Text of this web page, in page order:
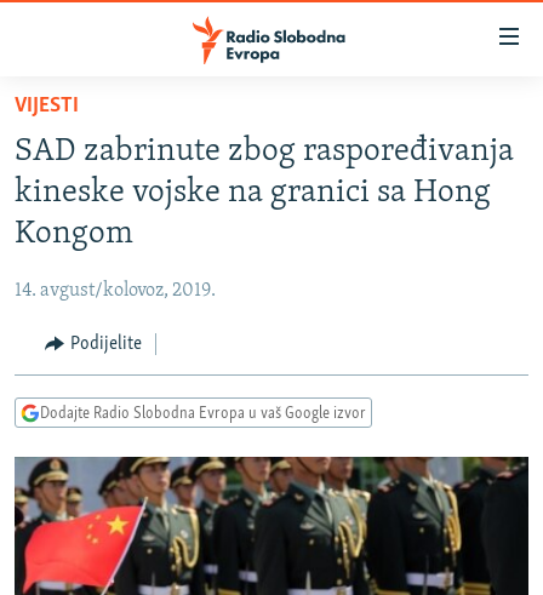
Pređite
glavni
sadržaj
Pređite
na
glavnu
navigaciju
Pređite
na
pretragu
BOSNA I HERCEGOVINA
SRBIJA
CRNA GORA
VIZUELNO
INFOGRAFIKE
RAT U UKRAJINI
KINA NA BALKANU
RSE PRIČE IZ SVIJETA
ISPRIČAJ MI
VIJESTI
SAD zabrinute zbog raspoređivanja
kineske vojske na granici sa Hong
Kongom
14. avgust/kolovoz, 2019.
Podijelite
Dodajte Radio Slobodna Evropa u vaš Google izvor